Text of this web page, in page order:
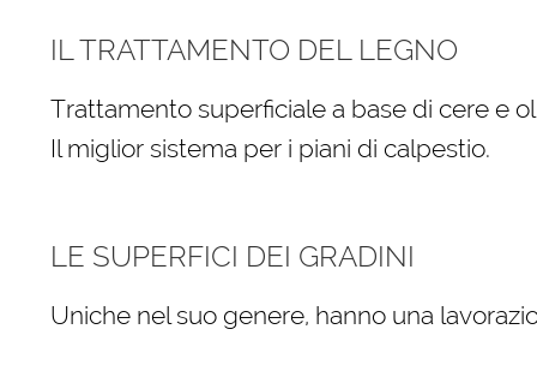
IL TRATTAMENTO DEL LEGNO
Trattamento superficiale a base di cere e
Il miglior sistema per i piani di calpestio.
LE SUPERFICI DEI GRADINI
Uniche nel suo genere, hanno una